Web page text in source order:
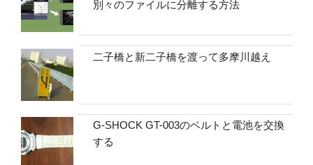
別々のファイルに分離する方法
二子橋と新二子橋を渡って多摩川越え
G-SHOCK GT-003のベルトと電池を交換
する